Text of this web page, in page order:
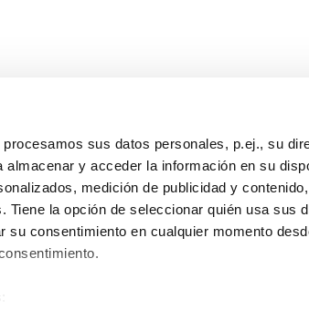
procesamos sus datos personales, p.ej., su
y acceder la información en su
medición de publicidad y
Tiene la opción de seleccionar quién usa sus
su consentimiento en cualquier momento